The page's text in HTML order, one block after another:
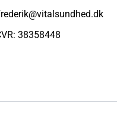
38358448